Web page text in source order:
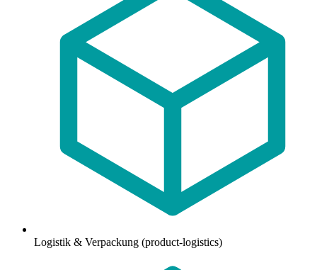
Logistik & Verpackung (product-logistics)